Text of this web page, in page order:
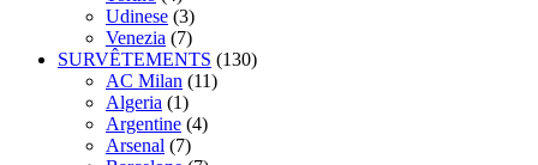
Udinese (3)
Venezia (7)
SURVÊTEMENTS (130)
AC Milan (11)
Algeria (1)
Argentine (4)
Arsenal (7)